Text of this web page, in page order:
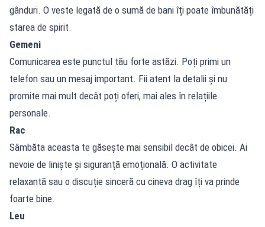
gânduri. O veste legată de o sumă de bani îți poate îmbunătăți
starea de spirit.
Gemeni
Comunicarea este punctul tău forte astăzi. Poți primi un
telefon sau un mesaj important. Fii atent la detalii și nu
promite mai mult decât poți oferi, mai ales în relațiile
personale.
Rac
Sâmbăta aceasta te găsește mai sensibil decât de obicei. Ai
nevoie de liniște și siguranță emoțională. O activitate
relaxantă sau o discuție sinceră cu cineva drag îți va prinde
foarte bine.
Leu